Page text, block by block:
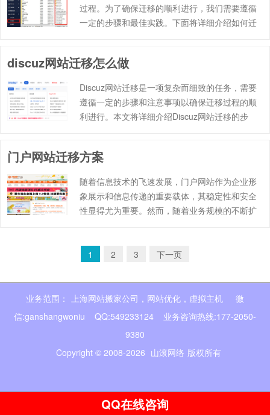
过程。为了确保迁移的顺利进行，我们需要遵循
一定的步骤和最佳实践。下面将详细介绍如何迁
份数据是迁移网站的第一步。……
discuz网站迁移怎么做
Discuz网站迁移是一项复杂而细致的任务，需要
遵循一定的步骤和注意事项以确保迁移过程的顺
利进行。本文将详细介绍Discuz网站迁移的步
一、备份数据 ……
门户网站迁移方案
随着信息技术的飞速发展，门户网站作为企业形
象展示和信息传递的重要载体，其稳定性和安全
性显得尤为重要。然而，随着业务规模的不断扩
成为一项紧迫而重要的任务。本文……
1 2 3 下一页
业务范围： 上海网站搬家公司 , 网站优化 , 虚拟主机
微
信:ganshangwoniu QQ:549233124 业务咨询热线:177-2050-
9380
Copyright © 2008-2026 山滚网络 版权所有
QQ在线咨询